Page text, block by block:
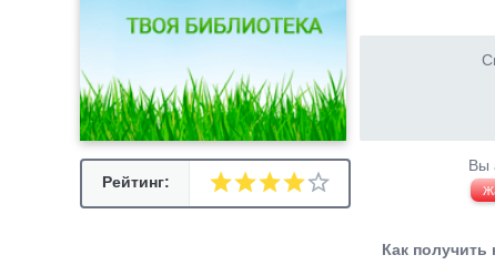
Рейтинг:
Вы
Как получить